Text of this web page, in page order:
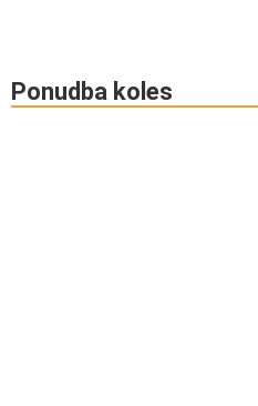
Ponudba koles